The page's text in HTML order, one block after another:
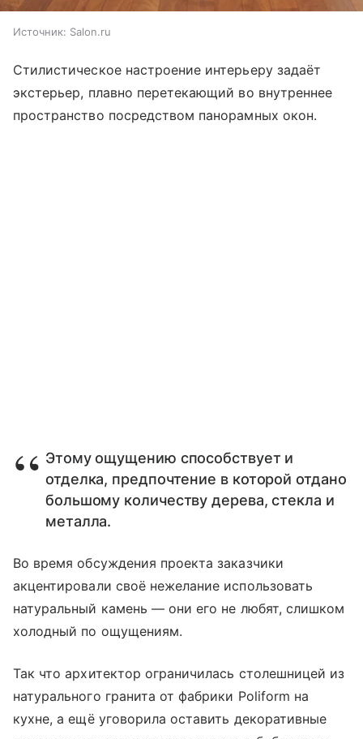
Источник: Salon.ru
Стилистическое настроение интерьеру задаёт
экстерьер, плавно перетекающий во внутреннее
пространство посредством панорамных окон.
Этому ощущению способствует и
отделка, предпочтение в которой отдано
большому количеству дерева, стекла и
металла.
Во время обсуждения проекта заказчики
акцентировали своё нежелание использовать
натуральный камень — они его не любят, слишком
холодный по ощущениям.
Так что архитектор ограничилась столешницей из
натурального гранита от фабрики Poliform на
кухне, а ещё уговорила оставить декоративные